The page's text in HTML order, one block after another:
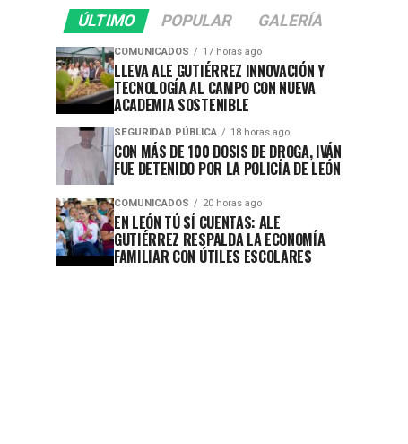
ÚLTIMO POPULAR GALERÍA
COMUNICADOS 17 horas ago
LLEVA ALE GUTIÉRREZ INNOVACIÓN Y
TECNOLOGÍA AL CAMPO CON NUEVA
ACADEMIA SOSTENIBLE
SEGURIDAD PÚBLICA 18 horas ago
CON MÁS DE 100 DOSIS DE DROGA, IVÁN
FUE DETENIDO POR LA POLICÍA DE LEÓN
COMUNICADOS 20 horas ago
EN LEÓN TÚ SÍ CUENTAS: ALE
GUTIÉRREZ RESPALDA LA ECONOMÍA
FAMILIAR CON ÚTILES ESCOLARES